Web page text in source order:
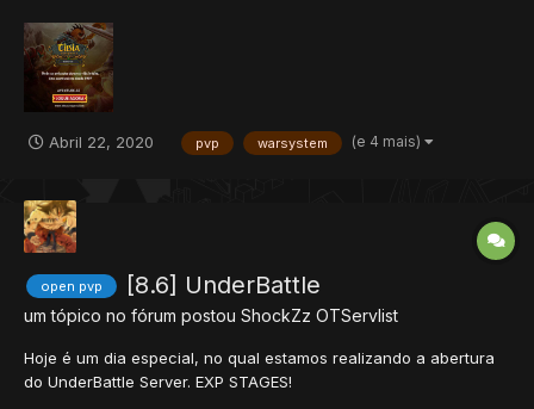
Cliente Próprio! Baixe Nosso Launcher e fique atualizado para
Futuras novidades.
Abril 22, 2020 pvp warsystem (e 4 mais)
open pvp [8.6] UnderBattle
um tópico no fórum postou ShockZz OTServlist
Hoje é um dia especial, no qual estamos realizando a abertura
do UnderBattle Server. EXP STAGES!